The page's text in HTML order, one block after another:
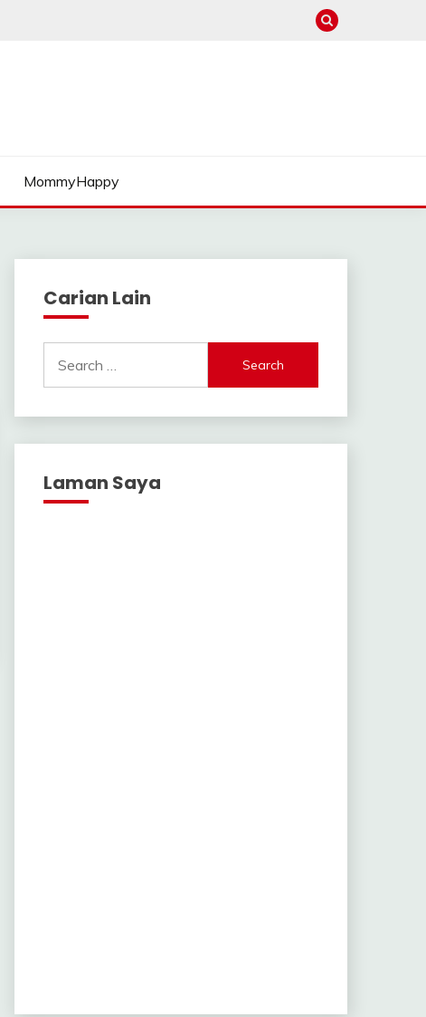
MommyHappy
Carian Lain
for:
Laman Saya